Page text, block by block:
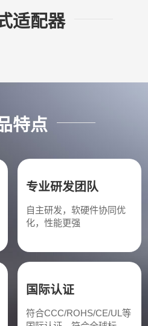
适配器
特点
专业研发团队
自主研发，软硬件协同优
化，性能更强
国际认证
符合CCC/ROHS/CE/UL等